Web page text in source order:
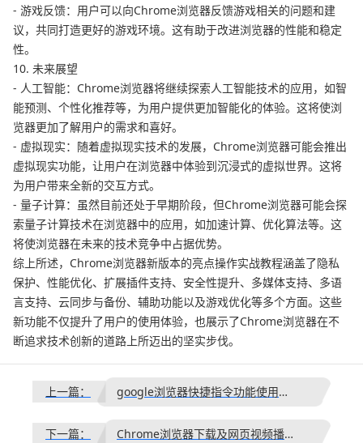
- 游戏反馈：用户可以向Chrome浏览器反馈游戏相关的问题和建
议，共同打造更好的游戏环境。这有助于改进浏览器的性能和稳定
性。
10. 未来展望
- 人工智能：Chrome浏览器将继续探索人工智能技术的应用，如智
能预测、个性化推荐等，为用户提供更加智能化的体验。这将使浏
览器更加了解用户的需求和喜好。
- 虚拟现实：随着虚拟现实技术的发展，Chrome浏览器可能会推出
虚拟现实功能，让用户在浏览器中体验到沉浸式的虚拟世界。这将
为用户带来全新的交互方式。
- 量子计算：虽然目前还处于早期阶段，但Chrome浏览器可能会探
索量子计算技术在浏览器中的应用，如加速计算、优化算法等。这
将使浏览器在未来的技术竞争中占据优势。
综上所述，Chrome浏览器新版本的亮点操作实战教程涵盖了隐私
保护、性能优化、扩展插件支持、安全性提升、多媒体支持、多语
言支持、云同步与备份、辅助功能以及游戏优化等多个方面。这些
新功能不仅提升了用户的使用体验，也展示了Chrome浏览器在不
断追求技术创新的道路上所迈出的坚实步伐。
上一篇： google浏览器快捷指令功能使用教学
下一篇： Chrome浏览器下载及网页视频播放优化教程